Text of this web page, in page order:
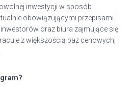
inwestycji w sposób
obowiązującymi przepisami.
oraz biura zajmujące się
z większością baz cenowych,